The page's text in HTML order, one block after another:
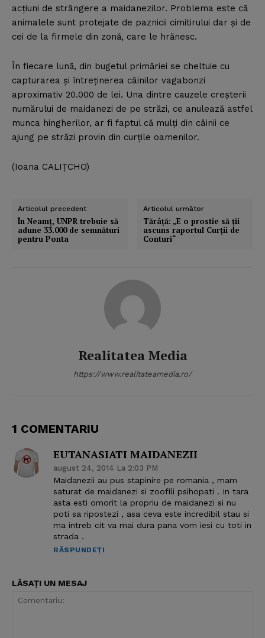
acţiuni de strângere a maidanezilor. Problema este că
animalele sunt protejate de paznicii cimitirului dar şi de
cei de la firmele din zonă, care le hrănesc.
În fiecare lună, din bugetul primăriei se cheltuie cu
capturarea şi întreţinerea câinilor vagabonzi
aproximativ 20.000 de lei. Una dintre cauzele creşterii
numărului de maidanezi de pe străzi, ce anulează astfel
munca hingherilor, ar fi faptul că mulţi din câinii ce
ajung pe străzi provin din curţile oamenilor.
(Ioana CALIŢCHO)
Articolul precedent
În Neamţ, UNPR trebuie să
adune 33.000 de semnături
pentru Ponta
Articolul următor
Tărâţă: „E o prostie să ţii
ascuns raportul Curţii de
Conturi“
Realitatea Media
https://www.realitateamedia.ro/
1 COMENTARIU
EUTANASIATI MAIDANEZII
august 24, 2014 La 2:03 PM
Maidanezii au pus stapinire pe romania , mam
saturat de maidanezi si zoofili psihopati . In tara
asta esti omorit la propriu de maidanezi si nu
poti sa ripostezi , asa ceva este incredibil stau si
ma intreb cit va mai dura pana vom iesi cu toti in
strada .
RĂSPUNDEȚI
LĂSAȚI UN MESAJ